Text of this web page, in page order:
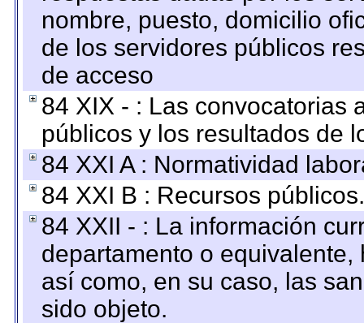
nombre, puesto, domicilio
de los servidores públicos
de acceso
84 XIX - : Las convocatorias
públicos y los resultados de
84 XXI A : Normatividad
84 XXI B : Recursos públicos.
84 XXII - : La información
departamento o
así como, en su caso, las
sido objeto.